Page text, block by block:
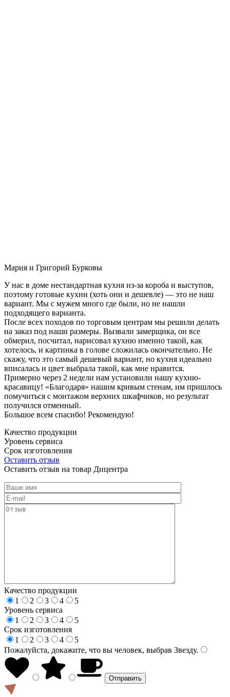
Мария и Григорий Бурковы
У нас в доме нестандартная кухня из-за короба и выступов,
поэтому готовые кухни (хоть они и дешевле) — это не наш
вариант. Мы с мужем много где были, но не нашли
подходящего варианта.
После всех походов по торговым центрам мы решили делать
на заказ под наши размеры. Вызвали замерщика, он все
обмерил, посчитал, нарисовал кухню именно такой, как
хотелось, и картинка в голове сложилась окончательно. Не
скажу, что это самый дешевый вариант, но кухня идеально
вписалась и цвет выбрала такой, как мне нравится.
Примерно через 2 недели нам установили нашу кухню-
красавицу! «Благодаря» нашим кривым стенам, им пришлось
помучиться с монтажом верхних шкафчиков, но результат
получился отменный.
Большое всем спасибо! Рекомендую!
Качество продукции
Уровень сервиса
Срок изготовления
Оставить отзыв
Оставить отзыв на товар Дицентра
Качество продукции
1
2 3 4
5
Уровень сервиса
1
2 3 4
5
Срок изготовления
1
2 3 4
5
Пожалуйста, докажите, что вы человек, выбрав Звезду.